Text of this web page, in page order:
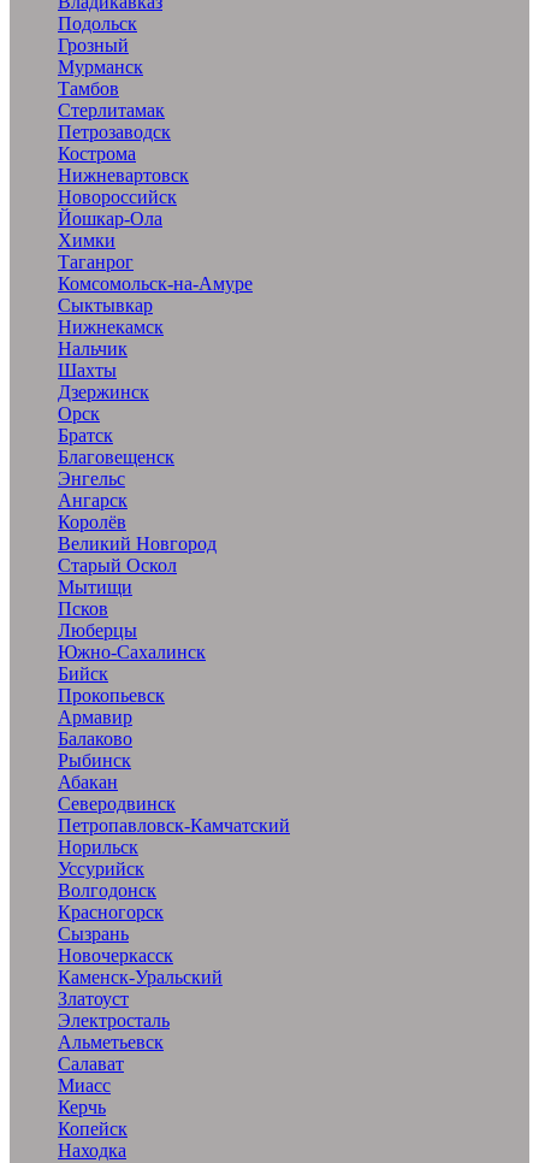
Подольск
Грозный
Мурманск
Тамбов
Стерлитамак
Петрозаводск
Кострома
Нижневартовск
Новороссийск
Йошкар-Ола
Химки
Таганрог
Комсомольск-на-Амуре
Сыктывкар
Нижнекамск
Нальчик
Шахты
Дзержинск
Орск
Братск
Благовещенск
Энгельс
Ангарск
Королёв
Великий Новгород
Старый Оскол
Мытищи
Псков
Люберцы
Южно-Сахалинск
Бийск
Прокопьевск
Армавир
Балаково
Рыбинск
Абакан
Северодвинск
Петропавловск-Камчатский
Норильск
Уссурийск
Волгодонск
Красногорск
Сызрань
Новочеркасск
Каменск-Уральский
Златоуст
Электросталь
Альметьевск
Салават
Миасс
Керчь
Копейск
Находка